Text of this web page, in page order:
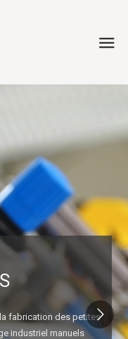
fabrication des petites
industriel manuels